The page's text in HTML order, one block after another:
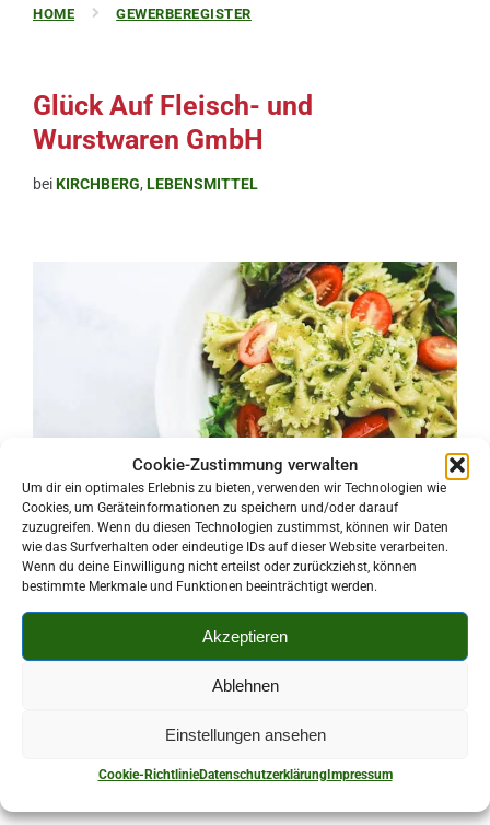
Cookie-Zustimmung verwalten
Um dir ein optimales Erlebnis zu bieten, verwenden wir Technologien wie
Cookies, um Geräteinformationen zu speichern und/oder darauf
zuzugreifen. Wenn du diesen Technologien zustimmst, können wir Daten
wie das Surfverhalten oder eindeutige IDs auf dieser Website verarbeiten.
Wenn du deine Einwilligung nicht erteilst oder zurückziehst, können
bestimmte Merkmale und Funktionen beeinträchtigt werden.
Akzeptieren
Ablehnen
Einstellungen ansehen
Cookie-RichtlinieDatenschutzerklärungImpressum
HOME GEWERBEREGISTER
Glück Auf Fleisch- und
Wurstwaren GmbH
beiKIRCHBERG, LEBENSMITTEL
Kontaktperson:
Jens Seidel
037602 66641